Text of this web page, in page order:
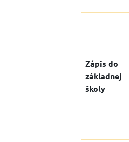
Zápis do
základnej
školy